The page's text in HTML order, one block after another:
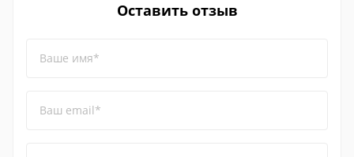
Оставить отзыв
Ваше имя*
Ваш email*